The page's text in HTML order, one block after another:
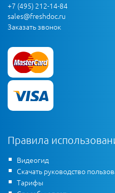
+7 (495) 212-14-84
sales@freshdoc.ru
Заказать звонок
Правила
Видеогид
Скачать руководство
Тарифы